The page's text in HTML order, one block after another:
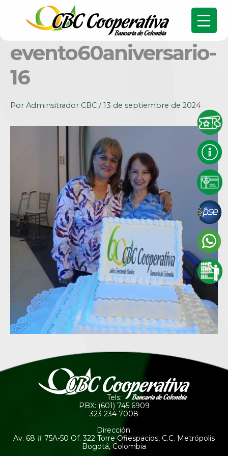
evento60aniversario-
16
Por Adminsitrador CBC /13 de septiembre de 2024
Tels:
PBX: (601) 745 6909
323 234 7008
Dirección:
Av. 68 # 75A-50 Of. 322 Torre Ofiespacios, C.C. Metrópolis
Bogotá, Colombia